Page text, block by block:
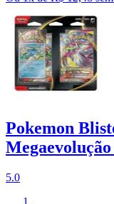
Pokemon
5.0